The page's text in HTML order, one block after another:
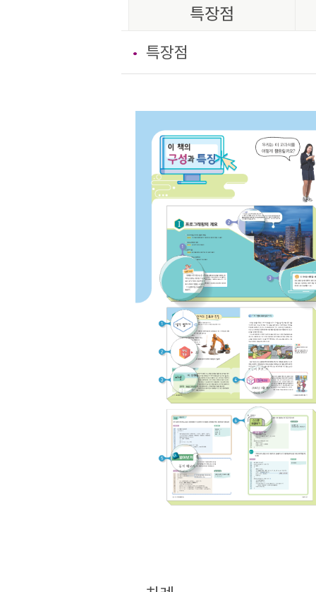
특장점
특장점